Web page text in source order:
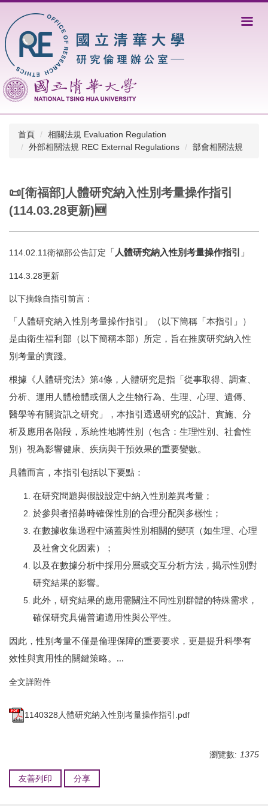
到
主
要
內
區
首頁
相關法規 Evaluation Regulation
外部相關法規 REC External Regulations
部會相關法規
📜[衛福部]人體研究納入性別考量操作指引
(114.03.28更新)🆕
114.02.11衛福部公告訂定 「 人體研究納入性別考量操作指引 」
114.3.28更新
以下摘錄自指引前言：
「人體研究納入性別考量操作指引」（以下簡稱「本指引」）
是由衛生福利部（以下簡稱本部）所定，旨在推廣研究納入性
別考量的實踐。
根據《人體研究法》第4條，人體研究是指「從事取得、調查、
分析、運用人體檢體或個人之生物行為、生理、心理、遺傳、
醫學等有關資訊之研究」，本指引透過研究的設計、實施、分
析及應用各階段，系統性地將性別（包含：生理性別、社會性
別）視為影響健康、疾病與干預效果的重要變數。
具體而言，本指引包括以下要點：
在研究問題與假設設定中納入性別差異考量；
於參與者招募時確保性別的合理分配與多樣性；
在數據收集過程中涵蓋與性別相關的變項（如生理、心理
及社會文化因素）；
以及在數據分析中採用分層或交互分析方法，揭示性別對
研究結果的影響。
此外，研究結果的應用需關注不同性別群體的特殊需求，
確保研究具備普遍適用性與公平性。
因此，性別考量不僅是倫理保障的重要要求，更是提升科學有
效性與實用性的關鍵策略。...
全文詳附件
1140328人體研究納入性別考量操作指引.pdf
瀏覽數: 1375
友善列印 分享